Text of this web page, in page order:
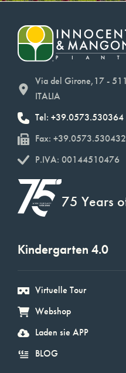
Via del Girone,17 -
ITALIA
Tel: +39.0573.530364
Fax: +39.0573.530432
P.IVA: 00144510476
75 Years
Kindergarten 4.0
Virtuelle Tour
Webshop
Laden sie APP
BLOG